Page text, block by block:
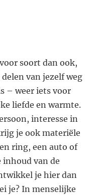
soort dan ook,
van jezelf weg
– weer iets voor
liefde en warmte.
interesse in
je ook materiële
ring, een auto of
inhoud van de
je hier dan
je? In menselijke